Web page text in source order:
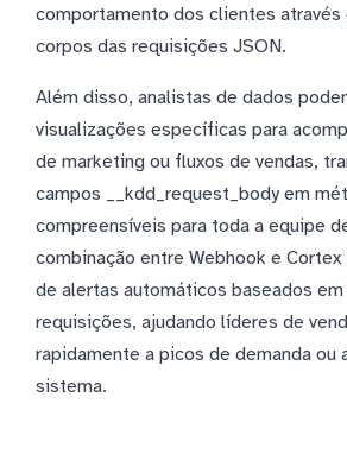
comportamento dos clientes através
corpos das requisições JSON.
Além disso, analistas de dados
visualizações específicas para
de marketing ou fluxos de vendas,
campos __kdd_request_body em
compreensíveis para toda a equipe
combinação entre Webhook e
de alertas automáticos baseados
requisições, ajudando líderes de
rapidamente a picos de demanda ou
sistema.